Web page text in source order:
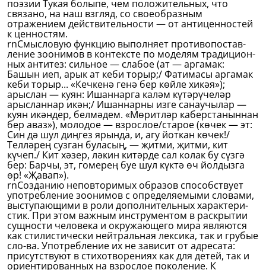
поэзии Тукая болыпе, чем положительных, что
связано, на наш взгляд, со своеобразным
отражением действительности — от антиценностей
к ценностям.
rnСмысловую функцию выполняет противопостав-
ление зоонимов в контексте по моделям традицион-
ных антитез: сильное — слабое (ат — аргамак:
Башын иеп, арык ат кеби торыр;/ Фатимасы аргамак
кеби торыр... «Кечкенә генә бер көйле хикәя»);
арыслан — куян: Ишаннарга каләм күтәрүчеләр
арысланнар икән;/ Ишаннарны изге санаучылар —
куян икәндер, белмәдем. «Мөритләр каберстаныннан
бер аваз»), молодое — взрослое/старое (көчек — эт:
Син дә шул диңгез ярында, и, агу йоткан көчек!/
Телләрең сузган буласың, — җитми, җитми, кит
күчеп./ Кит хәзер, ләкин китәрде сал колак бу сүзгә
бер: Барчы, эт, гомерең буе шул күктә өч йолдызга
өр! «Җавап»).
rnСозданию неповторимых образов способствует
употребление зоонимов с определяемыми словами,
выступающими в роли дополнительных характери-
стик. При этом важным инструментом в раскрытии
сущности человека и окружающего мира являются
как стилистически нейтральная лексика, так и грубые
сло-ва. Употребление их не зависит от адресата:
присутствуют в стихотворениях как для детей, так и
ориентированных на взрослое поколение. К